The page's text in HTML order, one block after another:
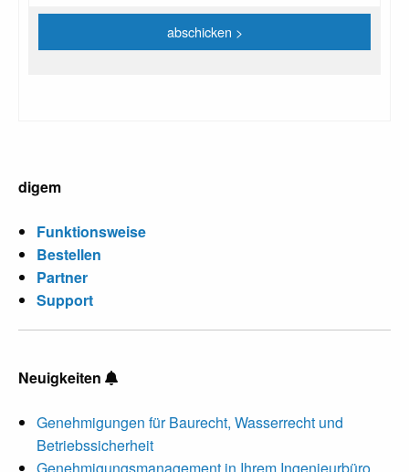
digem
Funktionsweise
Bestellen
Partner
Support
Neuigkeiten
Genehmigungen für Baurecht, Wasserrecht und
Betriebssicherheit